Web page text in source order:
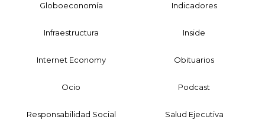
Globoeconomía Indicadores
Infraestructura Inside
Internet Economy Obituarios
Ocio Podcast
Responsabilidad Social Salud Ejecutiva